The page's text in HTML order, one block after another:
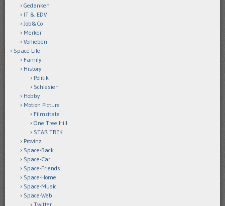
Gedanken
IT & EDV
Job&Co
Merker
Vorlieben
Space-Life
Family
History
Politik
Schlesien
Hobby
Motion Picture
Filmzitate
One Tree Hill
STAR TREK
Provinz
Space-Back
Space-Car
Space-Friends
Space-Home
Space-Music
Space-Web
Twitter